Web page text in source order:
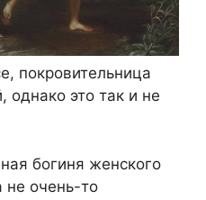
покровительница
однако это так и не
богиня женского
не очень-то